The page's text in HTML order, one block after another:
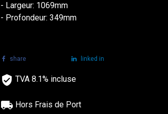
- Largeur: 1069mm
- Profondeur: 349mm
share linked in
TVA 8.1% incluse
Hors Frais de Port